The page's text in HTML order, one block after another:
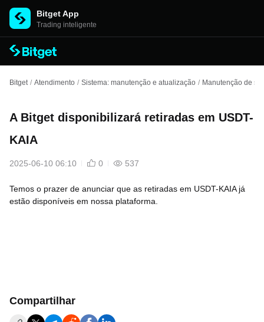
Bitget App
Trading inteligente
Bitget / Atendimento / Sistema: manutenção e atualização / Manutenção de
A Bitget disponibilizará retiradas em USDT-
KAIA
2025-06-10 06:10 0 537
Temos o prazer de anunciar que as retiradas em USDT-KAIA já
estão disponíveis em nossa plataforma.
Compartilhar